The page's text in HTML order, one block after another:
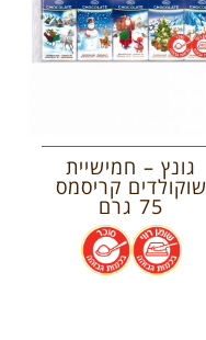
גונץ – חמישיית
שוקולדים קריסמס
75 גרם
.
.